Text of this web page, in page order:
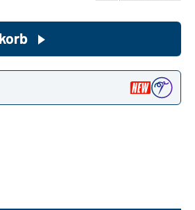
gerne für Ihren
geht's zu unserem